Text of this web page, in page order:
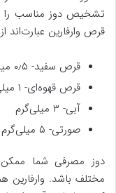
تشخیص دوز مناسب را
قرص وارفارین عبارت‌اند
قرص سفید- ۰٫۵ میلی‌گرم
قرص قهوه‌ای- ۱ میلی‌گرم
آبی- ۳ میلی‌گرم
صورتی- ۵ میلی‌گرم
دوز مصرفی شما
مختلف باشد.